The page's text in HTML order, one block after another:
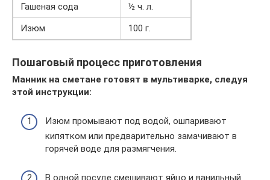
Гашеная сода
½ ч. л.
Изюм
100 г.
Пошаговый процесс приготовления
Манник на сметане готовят в мультиварке, следуя
этой инструкции:
Изюм промывают под водой, ошпаривают
кипятком или предварительно замачивают в
горячей воде для размягчения.
В одной посуде смешивают яйцо и ванильный